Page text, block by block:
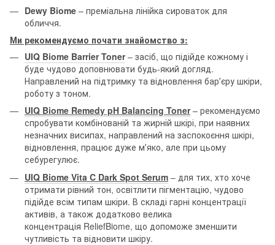
Dewy Biome – преміальна лінійка сироваток для
обличчя.
Ми рекомендуємо почати знайомство з:
UIQ Biome Barrier Toner – засіб, що підійде кожному і
буде чудово доповнювати будь-який догляд.
Направлений на підтримку та відновлення барʼєру шкіри,
роботу з тоном.
UIQ Biome Remedy pH Balancing Toner– рекомендуємо
спробувати комбінованій та жирній шкірі, при наявних
незначних висипах, направлений на заспокоєння шкірі,
відновлення, працює дуже мʼяко, але при цьому
себурегулює.
UIQ Biome Vita C Dark Spot Serum – для тих, хто хоче
отримати рівний тон, освітлити пігментацію, чудово
підійде всім типам шкіри. В складі гарні концентрації
активів, а також додатково велика
концентрація ReliefBiome, що допоможе зменшити
чутливість та відновити шкіру.